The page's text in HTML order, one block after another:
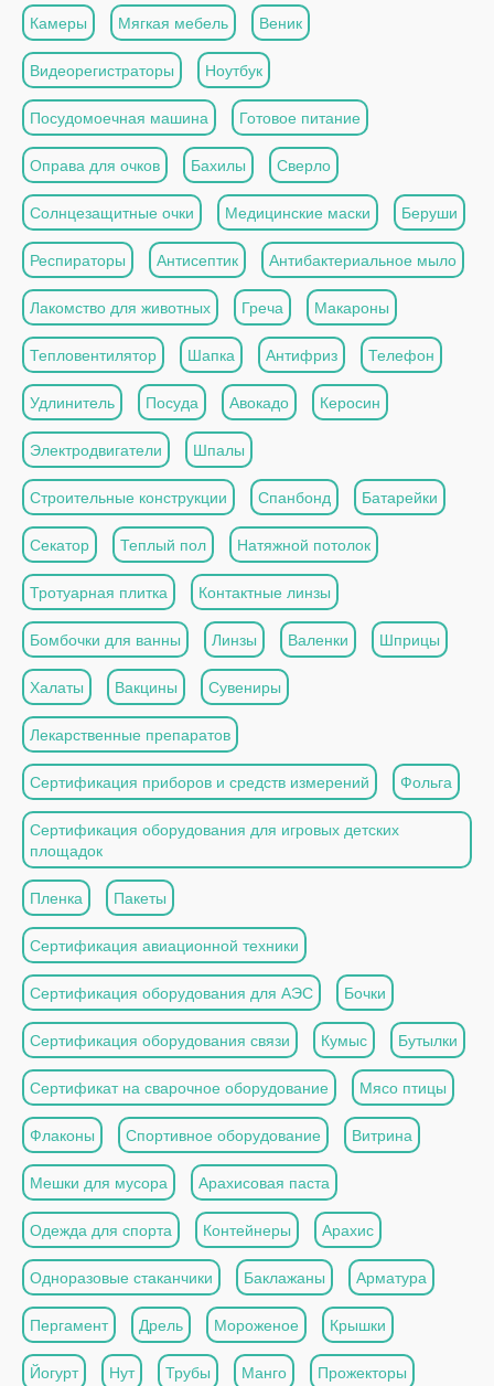
Камеры Мягкая мебель Веник
Видеорегистраторы Ноутбук
Посудомоечная машина Готовое питание
Оправа для очков Бахилы Сверло
Солнцезащитные очки Медицинские маски Беруши
Респираторы Антисептик Антибактериальное мыло
Лакомство для животных Греча Макароны
Тепловентилятор Шапка Антифриз Телефон
Удлинитель Посуда Авокадо Керосин
Электродвигатели Шпалы
Строительные конструкции Спанбонд Батарейки
Секатор Теплый пол Натяжной потолок
Тротуарная плитка Контактные линзы
Бомбочки для ванны Линзы Валенки Шприцы
Халаты Вакцины Сувениры
Лекарственные препаратов
Сертификация приборов и средств измерений Фольга
Сертификация оборудования для игровых детских
площадок
Пленка Пакеты
Сертификация авиационной техники
Сертификация оборудования для АЭС Бочки
Сертификация оборудования связи Кумыс Бутылки
Сертификат на сварочное оборудование Мясо птицы
Флаконы Спортивное оборудование Витрина
Мешки для мусора Арахисовая паста
Одежда для спорта Контейнеры Арахис
Одноразовые стаканчики Баклажаны Арматура
Пергамент Дрель Мороженое Крышки
Йогурт Нут Трубы Манго Прожекторы